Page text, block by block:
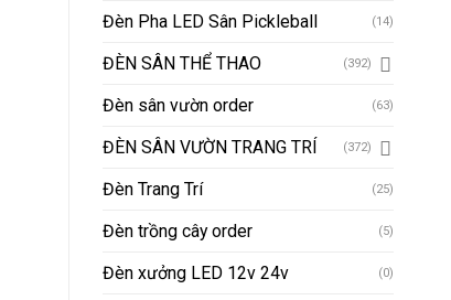
Đèn Pha LED Sân Pickleball (14)
ĐÈN SÂN THỂ THAO (392)
Đèn sân vườn order (63)
ĐÈN SÂN VƯỜN TRANG TRÍ (372)
Đèn Trang Trí (25)
Đèn trồng cây order (5)
Đèn xưởng LED 12v 24v (0)